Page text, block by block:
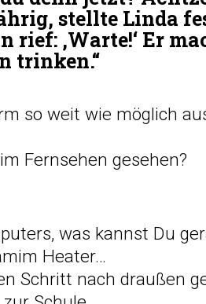
stellte Linda
‚Warte!‘ Er
trinken.“
so weit wie möglich
Fernsehen gesehen?
was kannst Du
Heater…
Schritt nach draußen